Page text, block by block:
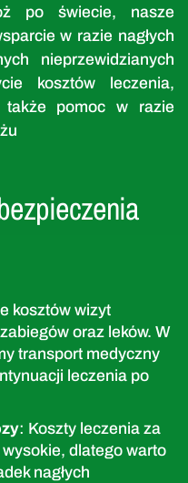
po świecie, nasze
w razie nagłych
nieprzewidzianych
kosztów leczenia,
także pomoc w razie
kosztów wizyt
oraz leków. W
transport medyczny
leczenia po
: Koszty leczenia za
dlatego warto
nagłych